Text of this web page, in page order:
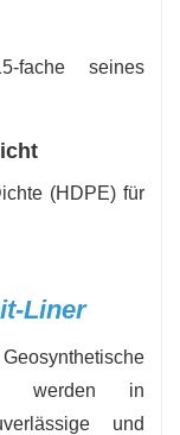
seines
(HDPE) für
Liner
werden in
und